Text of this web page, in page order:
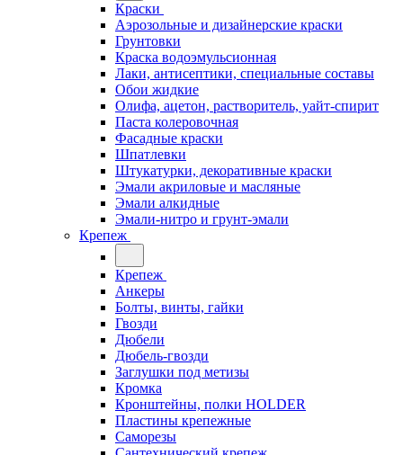
Краски
Аэрозольные и дизайнерские краски
Грунтовки
Краска водоэмульсионная
Лаки, антисептики, специальные составы
Обои жидкие
Олифа, ацетон, растворитель, уайт-спирит
Паста колеровочная
Фасадные краски
Шпатлевки
Штукатурки, декоративные краски
Эмали акриловые и масляные
Эмали алкидные
Эмали-нитро и грунт-эмали
Крепеж
Крепеж
Анкеры
Болты, винты, гайки
Гвозди
Дюбели
Дюбель-гвозди
Заглушки под метизы
Кромка
Кронштейны, полки НОLDER
Пластины крепежные
Саморезы